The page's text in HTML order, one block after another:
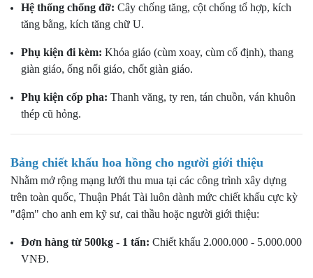
Hệ thống chống đỡ: Cây chống tăng, cột chống tổ hợp, kích
tăng bằng, kích tăng chữ U.
Phụ kiện đi kèm: Khóa giáo (cùm xoay, cùm cố định), thang
giàn giáo, ống nối giáo, chốt giàn giáo.
Phụ kiện cốp pha: Thanh văng, ty ren, tán chuồn, ván khuôn
thép cũ hỏng.
Bảng chiết khấu hoa hồng cho người giới thiệu
Nhằm mở rộng mạng lưới thu mua tại các công trình xây dựng
trên toàn quốc, Thuận Phát Tài luôn dành mức chiết khấu cực kỳ
"đậm" cho anh em kỹ sư, cai thầu hoặc người giới thiệu:
Đơn hàng từ 500kg - 1 tấn: Chiết khấu 2.000.000 - 5.000.000
VNĐ.